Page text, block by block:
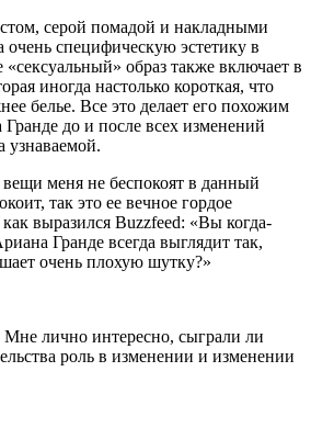
серой помадой и накладными
очень специфическую эстетику в
образ также включает в
иногда настолько короткая, что
белье. Все это делает его похожим
до и после всех изменений
узнаваемой.
меня не беспокоят в данный
так это ее вечное гордое
выразился Buzzfeed: «Вы когда-
Гранде всегда выглядит так,
очень плохую шутку?»
Мне лично интересно, сыграли ли
роль в изменении и изменении